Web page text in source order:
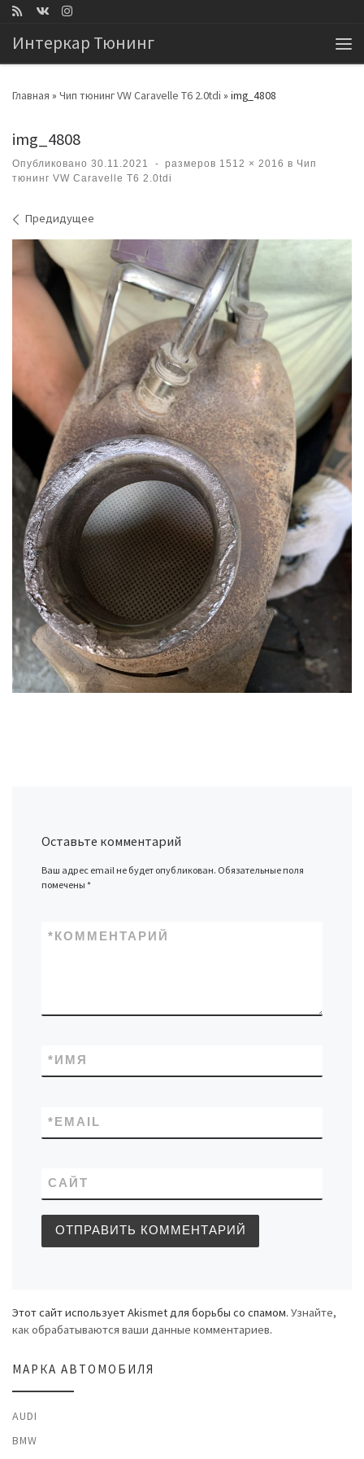
Интеркар Тюнинг
Главная » Чип тюнинг VW Caravelle T6 2.0tdi » img_4808
img_4808
Опубликовано 30.11.2021 - размеров 1512 × 2016 в Чип
тюнинг VW Caravelle T6 2.0tdi
Навигация по изображениям
Предидущее
Оставьте комментарий
Ваш адрес email не будет опубликован. Обязательные поля
помечены*
КОММЕНТАРИЙ
*
ИМЯ
*
EMAIL
*
САЙТ
Этот сайт использует Akismet для борьбы со спамом. Узнайте,
как обрабатываются ваши данные комментариев.
МАРКА АВТОМОБИЛЯ
AUDI
BMW